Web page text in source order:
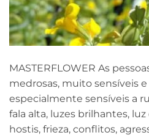
MASTERFLOWER As
medrosas, muito sensíveis e
especialmente sensíveis a
fala alta, luzes brilhantes,
hostis, frieza, conflitos,